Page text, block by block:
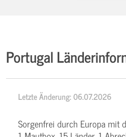
Portugal
Letzte Änderung: 06.07.2026
Sorgenfrei durch Europa mit